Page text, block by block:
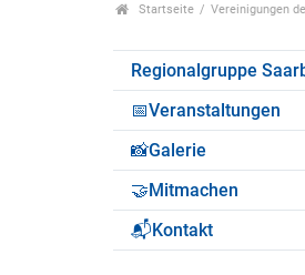
Startseite Vereinigungen
Regionalgruppe
📅Veranstaltungen
📸Galerie
🤝Mitmachen
📬Kontakt